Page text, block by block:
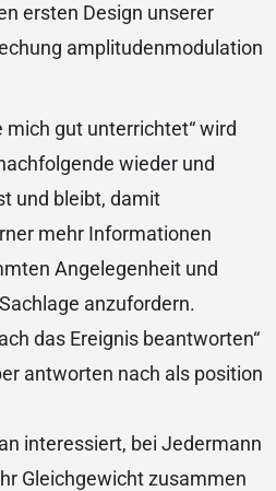
ersten Design unserer
amplitudenmodulation
mich gut unterrichtet“ wird
wieder und
und bleibt, damit
mehr Informationen
Angelegenheit und
anzufordern.
das Ereignis beantworten“
antworten nach als position
interessiert, bei Jedermann
Gleichgewicht zusammen